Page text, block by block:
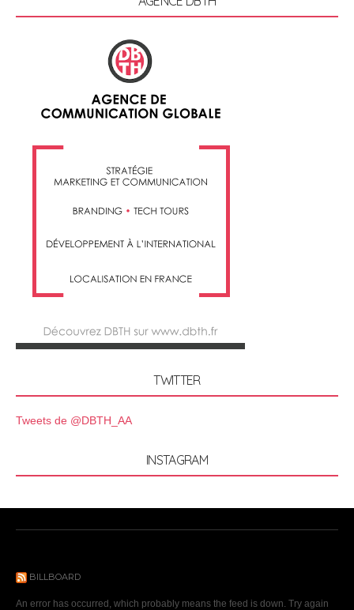
TWITTER
Tweets de @DBTH_AA
INSTAGRAM
BILLBOARD
An error has occurred, which probably means the feed is down. Try again